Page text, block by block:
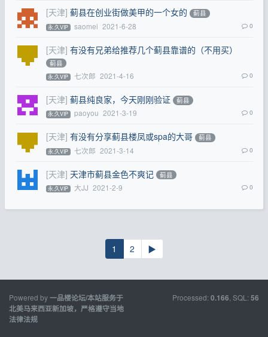
[天津] 蓟县在创业街做美甲的一个女的 蓟县
永.久VIP saomei 2021-6-28 0
[天津] 有没有兄弟给推荐几个蓟县靠谱的（不用买）
蓟县
永.久VIP 七次郎 2021-4-16 0
[天津] 蓟县纯良家，今天刚刚验证 蓟县
永.久VIP paoyou 2021-3-19 0
[天津] 有没有分享蓟县楼凤或spa的大哥 蓟县
永.久VIP 七次郎 2021-3-14 0
[天津] 天津市蓟县金色不爽记 蓟县
永.久VIP 大JJ 2021-2-9 0
1 2 ▶
Powered by一品楼论坛/本站服务于
北美马来西亚新加坡，严格遵守当地
法律法规
Processed: 0.166 , SQL: 56